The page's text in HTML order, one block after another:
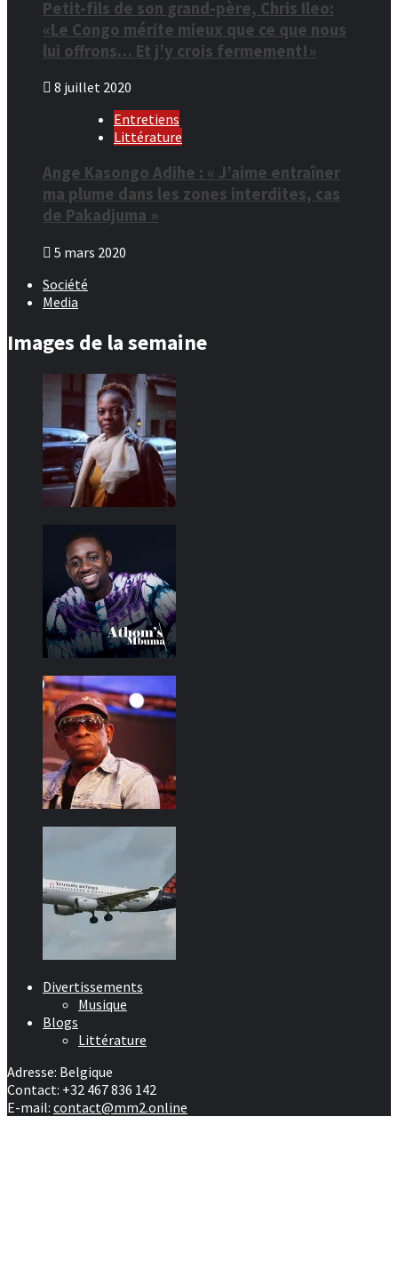
Petit-fils de son grand-père, Chris Ileo:
«Le Congo mérite mieux que ce que nous
lui offrons… Et j’y crois fermement!»
8 juillet 2020
Entretiens
Littérature
Ange Kasongo Adihe : « J’aime entraîner
ma plume dans les zones interdites, cas
de Pakadjuma »
5 mars 2020
Société
Media
Images de la semaine
Divertissements
Musique
Blogs
Littérature
Adresse: Belgique
Contact: +32 467 836 142
E-mail: contact@mm2.online